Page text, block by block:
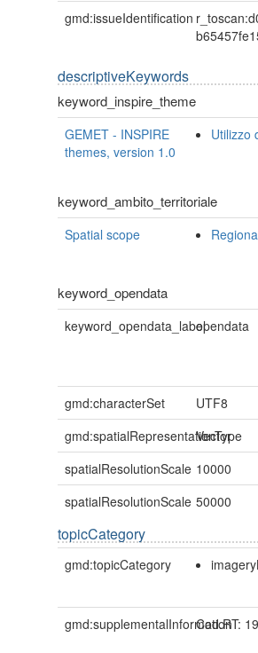
gmd:issueIdentification
descriptiveKeywords
keyword_inspire_theme
GEMET - INSPIRE
themes, version 1.0
Utilizzo
keyword_ambito_territoriale
Spatial scope
keyword_opendata
keyword_opendata_labelopendata
gmd:characterSet
UTF8
gmd:spatialRepresentationType
Vector
spatialResolutionScale 10000
spatialResolutionScale 50000
topicCategory
gmd:topicCategory
gmd:supplementalInformation
Cod.RT: